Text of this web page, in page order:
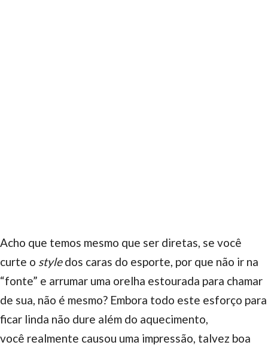
Acho que temos mesmo que ser diretas, se você
curte o styledos caras do esporte, por que não ir na
“fonte” e arrumar uma orelha estourada para chamar
de sua, não é mesmo? Embora todo este esforço para
ficar linda não dure além do aquecimento,
você realmente causou uma impressão, talvez boa